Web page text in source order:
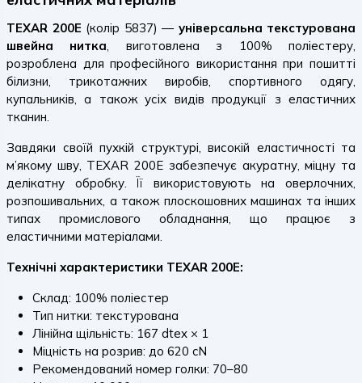
TEXAR 200E (колір 5837) — універсальна текстурована
швейна нитка, виготовлена з 100% поліестеру,
розроблена для професійного використання при пошитті
білизни, трикотажних виробів, спортивного одягу,
купальників, а також усіх видів продукції з еластичних
тканин.
Завдяки своїй пухкій структурі, високій еластичності та
м’якому шву, TEXAR 200E забезпечує акуратну, міцну та
делікатну обробку. Її використовують на оверлочних,
розпошивальних, а також плоскошовних машинах та інших
типах промислового обладнання, що працює з
еластичними матеріалами.
Технічні характеристики TEXAR 200E:
Склад: 100% поліестер
Тип нитки: текстурована
Лінійна щільність: 167 dtex × 1
Міцність на розрив: до 620 cN
Рекомендований номер голки: 70–80